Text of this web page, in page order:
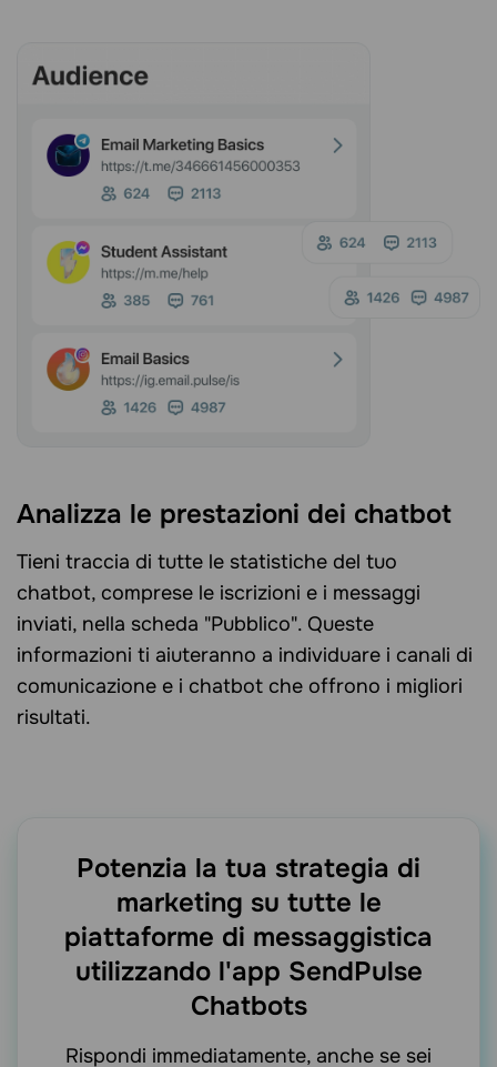
Analizza le prestazioni dei chatbot
Tieni traccia di tutte le statistiche del tuo
chatbot, comprese le iscrizioni e i messaggi
inviati, nella scheda "Pubblico". Queste
informazioni ti aiuteranno a individuare i canali di
comunicazione e i chatbot che offrono i migliori
risultati.
Potenzia la tua strategia di
marketing su tutte le
piattaforme di messaggistica
utilizzando l'app SendPulse
Chatbots
Rispondi immediatamente, anche se sei